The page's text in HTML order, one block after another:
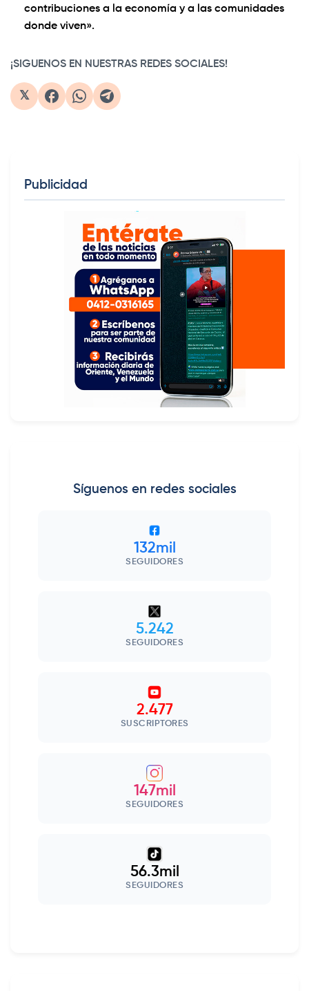
contribuciones a la economía y a las comunidades
donde viven».
¡SIGUENOS EN NUESTRAS REDES SOCIALES!
𝕏
Publicidad
Síguenos en redes sociales
132mil
SEGUIDORES
5.242
SEGUIDORES
2.477
SUSCRIPTORES
147mil
SEGUIDORES
56.3mil
SEGUIDORES